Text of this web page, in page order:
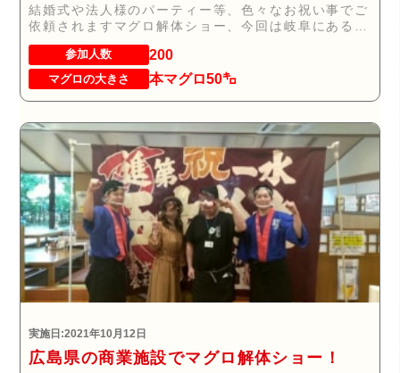
結婚式や法人様のパーティー等、色々なお祝い事でご
依頼されますマグロ解体ショー、今回は岐阜にあるパ
チン...
参加人数 200
マグロの大きさ 本マグロ50㌔
実施日:2021年10月12日
広島県の商業施設でマグロ解体ショー！